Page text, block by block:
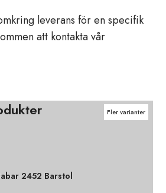
leverans för en specifik
att kontakta vår
Fler varianter
2452 Barstol
Fler varianter
Fler varianter
Fler varianter
Fler varianter
Fler varianter
Fler varianter